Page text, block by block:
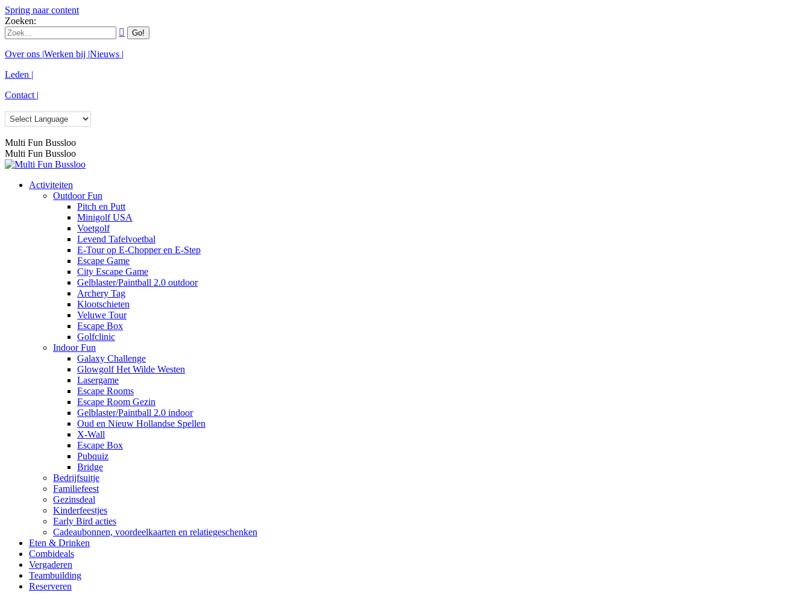
Spring naar content
Zoeken:
Over ons |Werken bij |Nieuws |
Leden |
Contact |
Multi Fun Bussloo
Multi Fun Bussloo
Activiteiten
Outdoor Fun
Pitch en Putt
Minigolf USA
Voetgolf
Levend Tafelvoetbal
E-Tour op E-Chopper en E-Step
Escape Game
City Escape Game
Gelblaster/Paintball 2.0 outdoor
Archery Tag
Klootschieten
Veluwe Tour
Escape Box
Golfclinic
Indoor Fun
Galaxy Challenge
Glowgolf Het Wilde Westen
Lasergame
Escape Rooms
Escape Room Gezin
Gelblaster/Paintball 2.0 indoor
Oud en Nieuw Hollandse Spellen
X-Wall
Escape Box
Pubquiz
Bridge
Bedrijfsuitje
Familiefeest
Gezinsdeal
Kinderfeestjes
Early Bird acties
Cadeaubonnen, voordeelkaarten en relatiegeschenken
Eten & Drinken
Combideals
Vergaderen
Teambuilding
Reserveren